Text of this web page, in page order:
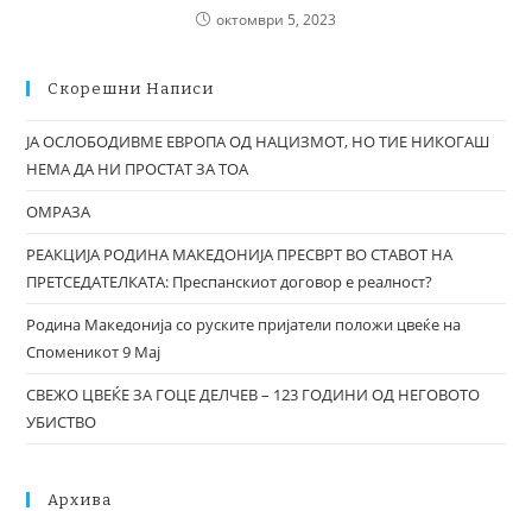
октомври 5, 2023
Скорешни Написи
ЈА ОСЛОБОДИВМЕ ЕВРОПА ОД НАЦИЗМОТ, НО ТИЕ НИКОГАШ
НЕМА ДА НИ ПРОСТАТ ЗА ТОА
ОМРАЗА
РЕАКЦИЈА РОДИНА МАКЕДОНИЈА ПРЕСВРТ ВО СТАВОТ НА
ПРЕТСЕДАТЕЛКАТА: Преспанскиот договор е реалност?
Родина Македонија со руските пријатели положи цвеќе на
Споменикот 9 Мај
СВЕЖО ЦВЕЌЕ ЗА ГОЦЕ ДЕЛЧЕВ – 123 ГОДИНИ ОД НЕГОВОТО
УБИСТВО
Архива